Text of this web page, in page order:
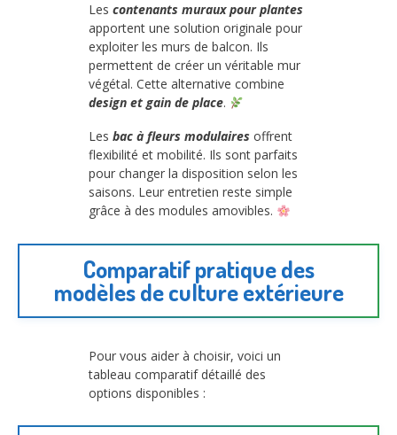
Les contenants muraux pour plantes
apportent une solution originale pour
exploiter les murs de balcon. Ils
permettent de créer un véritable mur
végétal. Cette alternative combine
design et gain de place.
Les bac à fleurs modulaires offrent
flexibilité et mobilité. Ils sont parfaits
pour changer la disposition selon les
saisons. Leur entretien reste simple
grâce à des modules amovibles.
Comparatif pratique des
modèles de culture extérieure
Pour vous aider à choisir, voici un
tableau comparatif détaillé des
options disponibles :